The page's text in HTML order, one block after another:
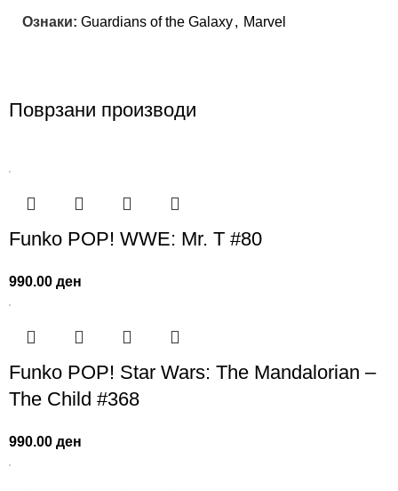
Ознаки: Guardians of the Galaxy, Marvel
Поврзани производи
Funko POP! WWE: Mr. T #80
990.00ден
Funko POP! Star Wars: The Mandalorian –
The Child #368
990.00ден